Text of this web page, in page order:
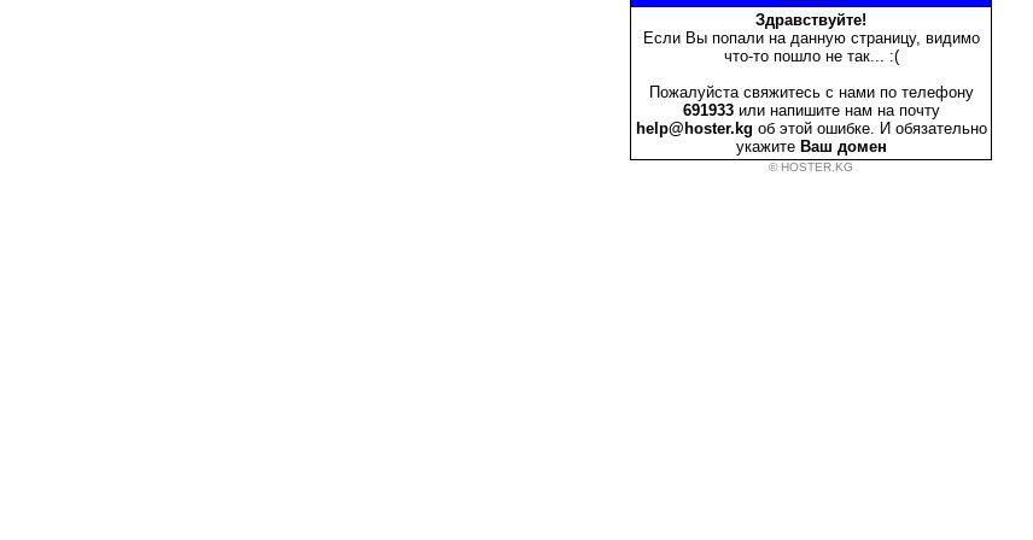
Здравствуйте!
Если Вы попали на данную страницу, видимо
что-то пошло не так... :(
Пожалуйста свяжитесь с нами по телефону
691933или напишите нам на почту
help@hoster.kg об этой ошибке. И обязательно
укажите Ваш домен
© HOSTER.KG